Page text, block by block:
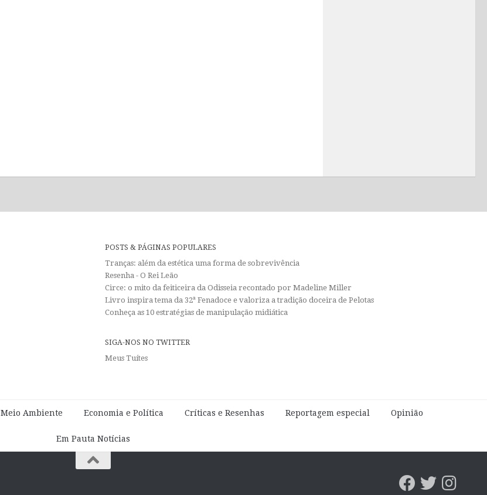
POSTS & PÁGINAS POPULARES
Tranças: além da estética uma forma de sobrevivência
Resenha - O Rei Leão
Circe: o mito da feiticeira da Odisseia recontado por Madeline Miller
Livro inspira tema da 32ª Fenadoce e valoriza a tradição doceira de Pelotas
Conheça as 10 estratégias de manipulação midiática
SIGA-NOS NO TWITTER
Meus Tuítes
Meio Ambiente Economia e Política Críticas e Resenhas Reportagem especial Opinião
Em Pauta Notícias